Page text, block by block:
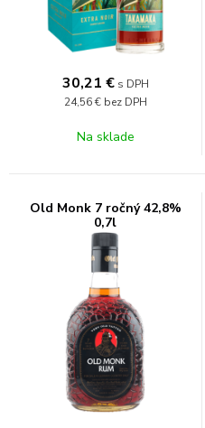
30,21 € s DPH
24,56 € bez DPH
Na sklade
Old Monk 7 ročný 42,8%
0,7l